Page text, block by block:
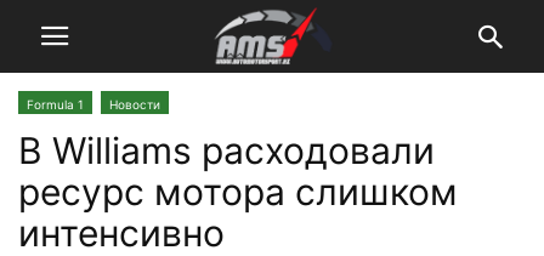
Formula 1 Новости
В Williams расходовали
ресурс мотора слишком
интенсивно